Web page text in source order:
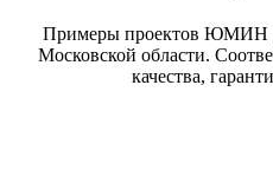
Примеры проектов ЮМИН
Московской области.
качества,